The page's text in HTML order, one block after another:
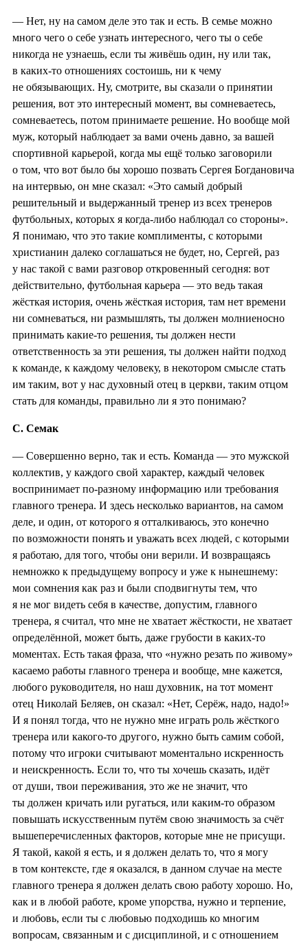
— Нет, ну на самом деле это так и есть. В семье можно
много чего о себе узнать интересного, чего ты о себе
никогда не узнаешь, если ты живёшь один, ну или так,
в каких-то отношениях состоишь, ни к чему
не обязывающих. Ну, смотрите, вы сказали о принятии
решения, вот это интересный момент, вы сомневаетесь,
сомневаетесь, потом принимаете решение. Но вообще мой
муж, который наблюдает за вами очень давно, за вашей
спортивной карьерой, когда мы ещё только заговорили
о том, что вот было бы хорошо позвать Сергея Богдановича
на интервью, он мне сказал: «Это самый добрый
решительный и выдержанный тренер из всех тренеров
футбольных, которых я когда-либо наблюдал со стороны».
Я понимаю, что это такие комплименты, с которыми
христианин далеко соглашаться не будет, но, Сергей, раз
у нас такой с вами разговор откровенный сегодня: вот
действительно, футбольная карьера — это ведь такая
жёсткая история, очень жёсткая история, там нет времени
ни сомневаться, ни размышлять, ты должен молниеносно
принимать какие-то решения, ты должен нести
ответственность за эти решения, ты должен найти подход
к команде, к каждому человеку, в некотором смысле стать
им таким, вот у нас духовный отец в церкви, таким отцом
стать для команды, правильно ли я это понимаю?
С. Семак
— Совершенно верно, так и есть. Команда — это мужской
коллектив, у каждого свой характер, каждый человек
воспринимает по-разному информацию или требования
главного тренера. И здесь несколько вариантов, на самом
деле, и один, от которого я отталкиваюсь, это конечно
по возможности понять и уважать всех людей, с которыми
я работаю, для того, чтобы они верили. И возвращаясь
немножко к предыдущему вопросу и уже к нынешнему:
мои сомнения как раз и были сподвигнуты тем, что
я не мог видеть себя в качестве, допустим, главного
тренера, я считал, что мне не хватает жёсткости, не хватает
определённой, может быть, даже грубости в каких-то
моментах. Есть такая фраза, что «нужно резать по живому»
касаемо работы главного тренера и вообще, мне кажется,
любого руководителя, но наш духовник, на тот момент
отец Николай Беляев, он сказал: «Нет, Серёж, надо, надо!»
И я понял тогда, что не нужно мне играть роль жёсткого
тренера или какого-то другого, нужно быть самим собой,
потому что игроки считывают моментально искренность
и неискренность. Если то, что ты хочешь сказать, идёт
от души, твои переживания, это же не значит, что
ты должен кричать или ругаться, или каким-то образом
повышать искусственным путём свою значимость за счёт
вышеперечисленных факторов, которые мне не присущи.
Я такой, какой я есть, и я должен делать то, что я могу
в том контексте, где я оказался, в данном случае на месте
главного тренера я должен делать свою работу хорошо. Но,
как и в любой работе, кроме упорства, нужно и терпение,
и любовь, если ты с любовью подходишь ко многим
вопросам, связанным и с дисциплиной, и с отношением